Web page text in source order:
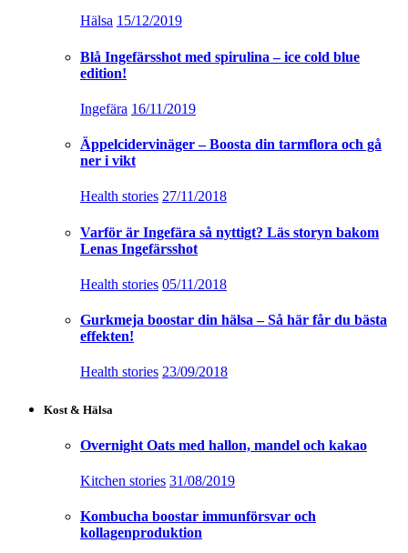
Hälsa 15/12/2019
Blå Ingefärsshot med spirulina – ice cold blue
edition!
Ingefära 16/11/2019
Äppelcidervinäger – Boosta din tarmflora och gå
ner i vikt
Health stories 27/11/2018
Varför är Ingefära så nyttigt? Läs storyn bakom
Lenas Ingefärsshot
Health stories 05/11/2018
Gurkmeja boostar din hälsa – Så här får du bästa
effekten!
Health stories 23/09/2018
Kost & Hälsa
Overnight Oats med hallon, mandel och kakao
Kitchen stories 31/08/2019
Kombucha boostar immunförsvar och
kollagenproduktion